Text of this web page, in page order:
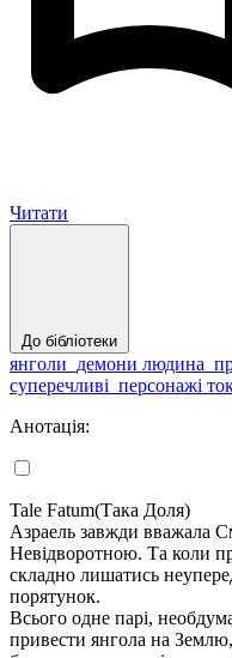
Читати
До бібліотеки
янголи_демони
суперечливі_персонажі
Анотація:
Tale Fatum(Така Доля)
Азраель завжди вважала
Невідворотною. Та коли
складно лишатись
порятунок.
Всього одне парі,
привести янгола на